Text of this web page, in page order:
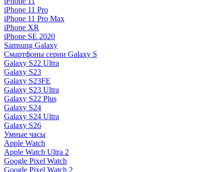
iPhone 11 Pro
iPhone 11 Pro Max
iPhone XR
iPhone SE 2020
Samsung Galaxy
Смартфоны серии Galaxy S
Galaxy S22 Ultra
Galaxy S23
Galaxy S23FE
Galaxy S23 Ultra
Galaxy S22 Plus
Galaxy S24
Galaxy S24 Ultra
Galaxy S26
Умные часы
Apple Watch
Apple Watch Ultra 2
Google Pixel Watch
Google Pixel Watch 2